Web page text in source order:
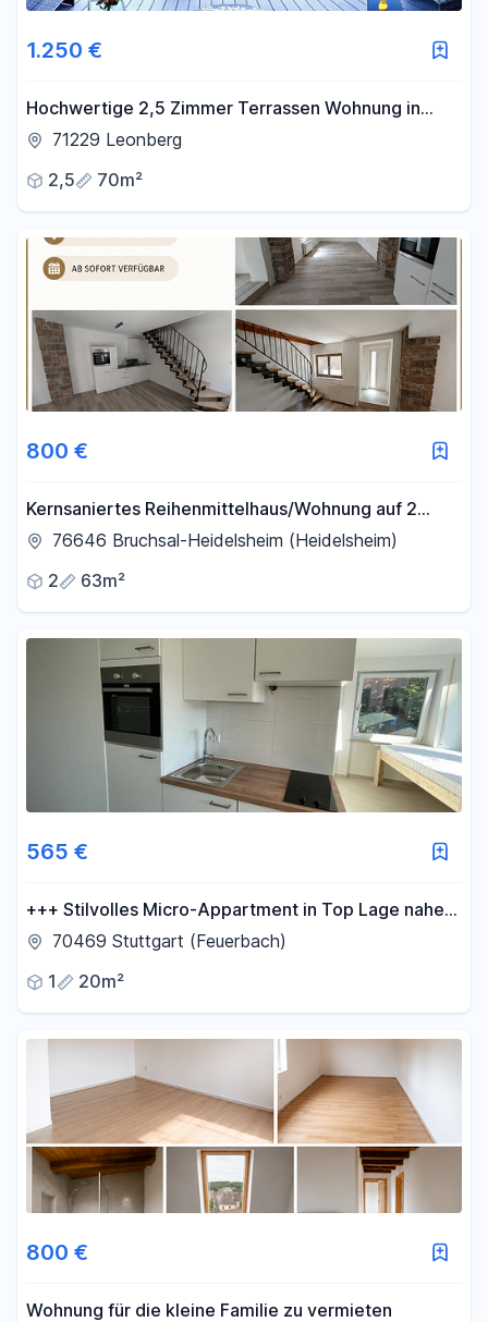
1.250 €
Hochwertige 2,5 Zimmer Terrassen Wohnung in
Leonberg Ramtel
71229 Leonberg
2,5
70m²
800 €
Kernsaniertes Reihenmittelhaus/Wohnung auf 2
Ebenen und neuer Einbauküche in Bruchsal-
76646 Bruchsal-Heidelsheim (Heidelsheim)
2
63m²
565 €
+++ Stilvolles Micro-Appartment in Top Lage nahe
Bahnhof Feuerbach +++(4)
70469 Stuttgart (Feuerbach)
1
20m²
800 €
Wohnung für die kleine Familie zu vermieten